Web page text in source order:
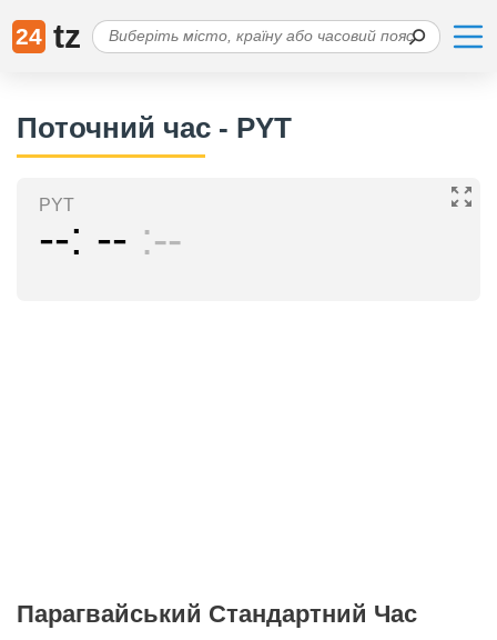
24 tz
Поточний час - PYT
PYT
-- -- --
Парагвайський Стандартний Час